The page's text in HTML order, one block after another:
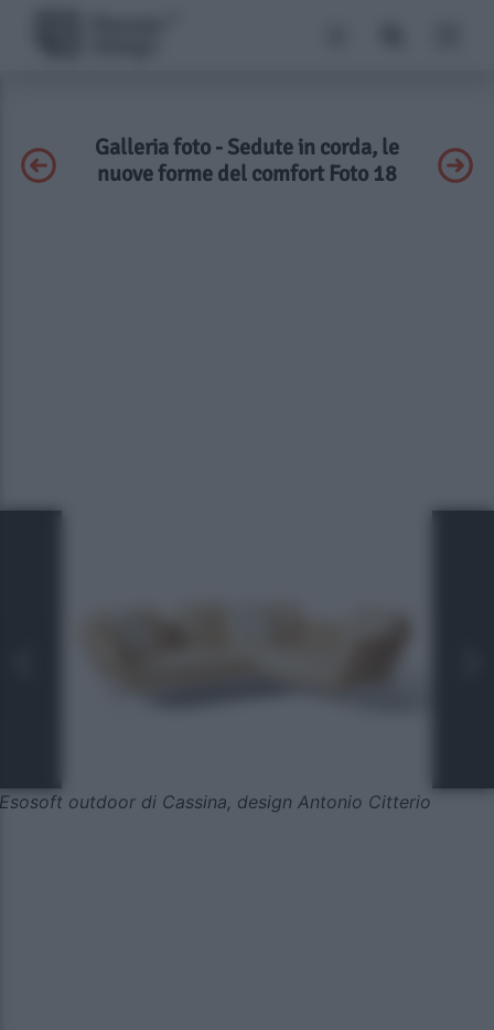
Galleria foto - Sedute in corda, le
nuove forme del comfort Foto 18
Esosoft outdoor di Cassina, design Antonio Citterio